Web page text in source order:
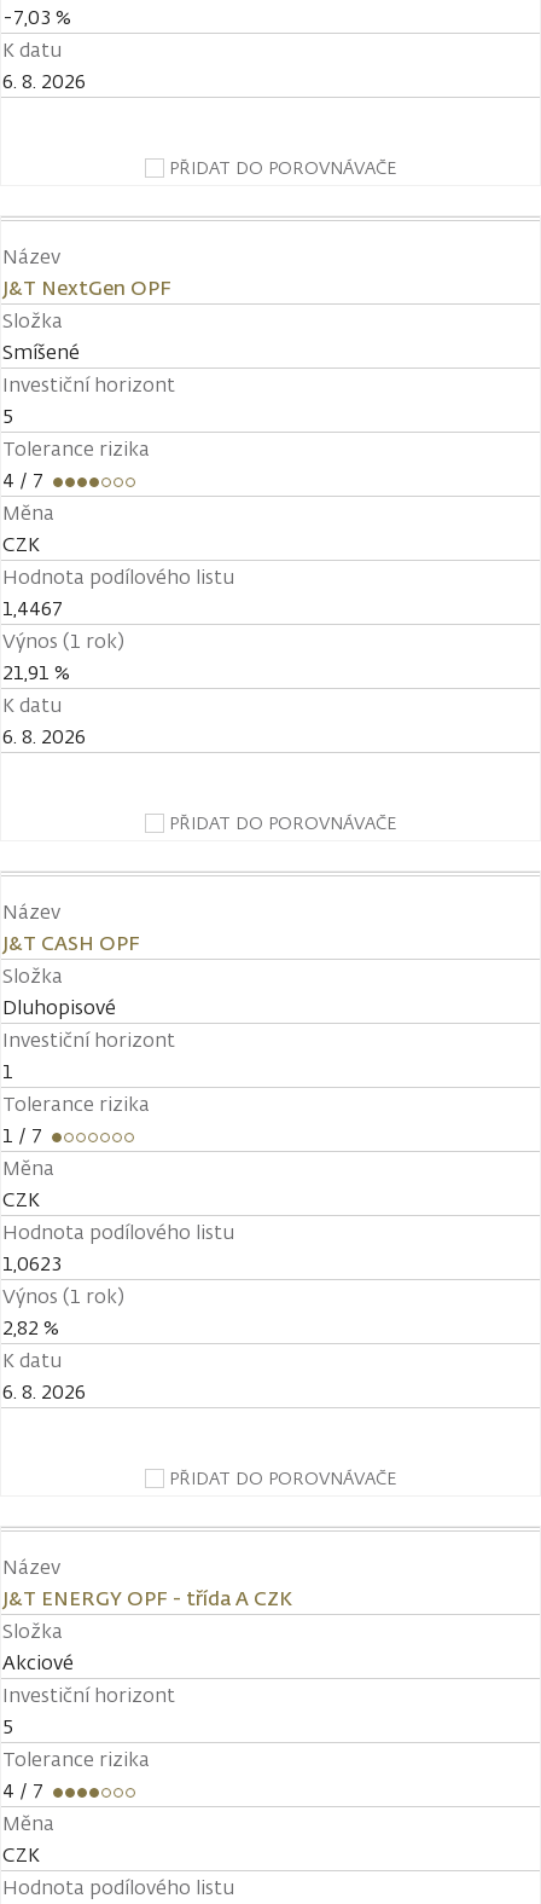
-7,03 %
K datu
6. 8. 2026
PŘIDAT DO POROVNÁVAČE
Název
J&T NextGen OPF
Složka
Smíšené
Investiční horizont
5
Tolerance rizika
4 / 7
Měna
CZK
Hodnota podílového listu
1,4467
Výnos (1 rok)
21,91 %
K datu
6. 8. 2026
PŘIDAT DO POROVNÁVAČE
Název
J&T CASH OPF
Složka
Dluhopisové
Investiční horizont
1
Tolerance rizika
1 / 7
Měna
CZK
Hodnota podílového listu
1,0623
Výnos (1 rok)
2,82 %
K datu
6. 8. 2026
PŘIDAT DO POROVNÁVAČE
Název
J&T ENERGY OPF - třída A CZK
Složka
Akciové
Investiční horizont
5
Tolerance rizika
4 / 7
Měna
CZK
Hodnota podílového listu